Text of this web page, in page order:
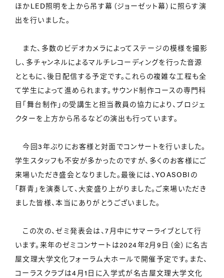
ほかLED照明を上から吊す幕（ジョーゼット幕）に照らす演
出を行いました。
また、多数のビデオカメラによってステージの模様を撮影
し、多チャンネルによるマルチレコーディングを行った音源
とともに、後日配信する予定です。これらの複雑な工程も全
て学生によって進められます。サウンド制作コースの専門科
目「舞台制作」の受講生と担当教員の協力により、プロジェ
クターを上方から吊るなどの演出も行っています。
今回3年ぶりにお客様と対面でコンサートを行いました。
学生スタッフも不安が多かったのですが、多くのお客様にご
来場いただき盛会となりました。最後には、YOASOBIの
「群青」を演奏して、大変盛り上がりました。ご来場いただき
ました皆様、本当にありがとうございました。
この次の、ゼミ発表会は、7月中にサマーライブとして行
います。来年のゼミコンサートは2024年2月9日（金）に名古
屋文理大学文化フォーラム大ホールで開催予定です。また、
コーラスクラブは4月1日に入学式が名古屋文理大学文化